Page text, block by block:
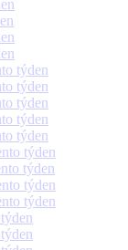
týden
týden
týden
týden
týden
týden
týden
týden
týden